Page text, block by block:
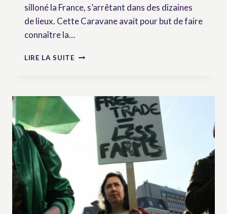
silloné la France, s’arrêtant dans des dizaines
de lieux. Cette Caravane avait pour but de faire
connaître la…
LIRE LA SUITE CARAVANE
PAYSAN·NES